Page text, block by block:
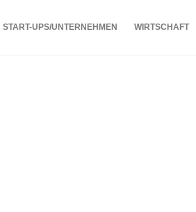
START-UPS/UNTERNEHMEN WIRTSCHAFT